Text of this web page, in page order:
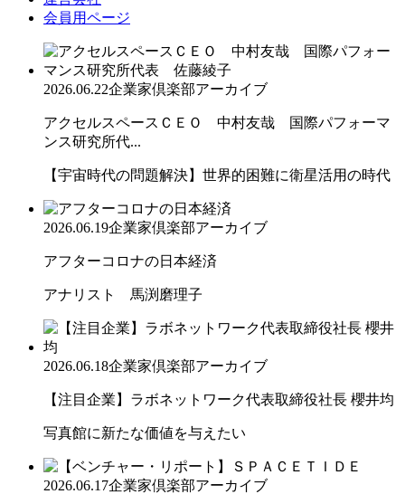
会員用ページ
2026.06.22企業家倶楽部アーカイブ
アクセルスペースＣＥＯ 中村友哉 国際パフォーマ
ンス研究所代...
【宇宙時代の問題解決】世界的困難に衛星活用の時代
2026.06.19企業家倶楽部アーカイブ
アフターコロナの日本経済
アナリスト 馬渕磨理子
2026.06.18企業家倶楽部アーカイブ
【注目企業】ラボネットワーク代表取締役社長 櫻井均
写真館に新たな価値を与えたい
2026.06.17企業家倶楽部アーカイブ